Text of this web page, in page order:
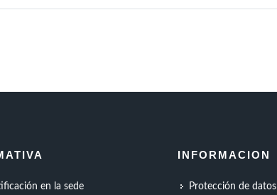
en la sede
INFORMACION
Protección de datos